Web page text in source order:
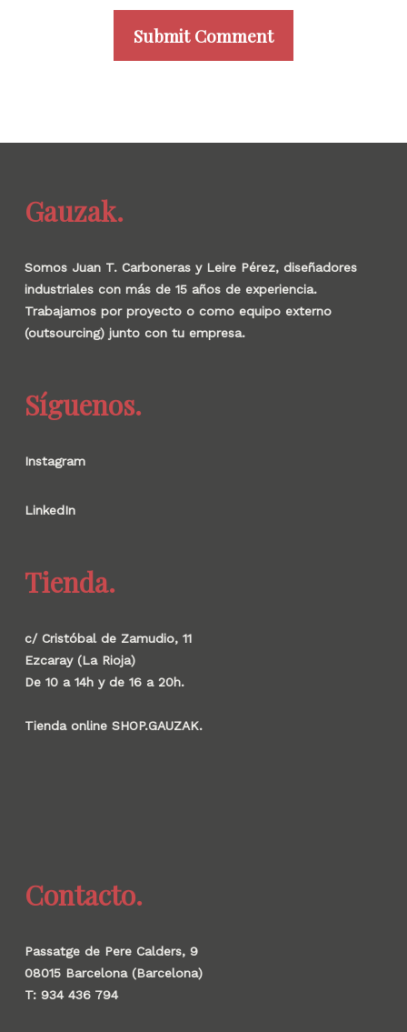
Gauzak.
Somos Juan T. Carboneras y Leire Pérez, diseñadores
industriales con más de 15 años de experiencia.
Trabajamos por proyecto o como equipo externo
(outsourcing) junto con tu empresa.
Síguenos.
Instagram
LinkedIn
Tienda.
c/ Cristóbal de Zamudio, 11
Ezcaray (La Rioja)
De 10 a 14h y de 16 a 20h.
Tienda online SHOP.GAUZAK.
Contacto.
Passatge de Pere Calders, 9
08015 Barcelona (Barcelona)
T: 934 436 794